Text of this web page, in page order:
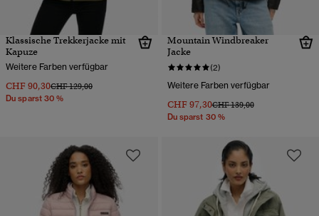
Klassische Trekkerjacke mit
Kapuze
Weitere Farben verfügbar
CHF 90,30Preis wurde reduziert von
CHF 129,00bis
Du sparst 30 %
Mountain Windbreaker
Jacke
(2)
Weitere Farben verfügbar
CHF 97,30Preis wurde reduziert von
CHF 139,00bis
Du sparst 30 %